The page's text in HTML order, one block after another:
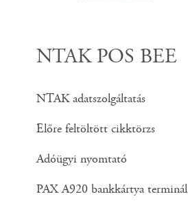
NTAK POS BEE
NTAK adatszolgáltatás
Előre feltöltött cikktörzs
Adóügyi nyomtató
PAX A920 bankkártya terminál